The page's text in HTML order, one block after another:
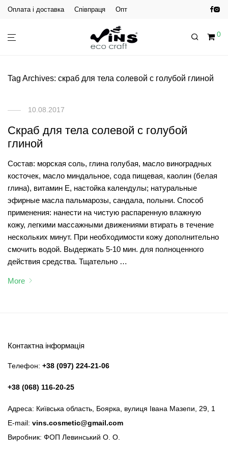
Оплата і доставка Співпраця Опт
0
Tag Archives: скраб для тела солевой с голубой глиной
10.08.2017
Скраб для тела солевой с голубой
глиной
Состав: морская соль, глина голубая, масло виноградных
косточек, масло миндальное, сода пищевая, каолин (белая
глина), витамин Е, настойка календулы; натуральные
эфирные масла пальмарозы, сандала, полыни. Способ
применения: нанести на чистую распаренную влажную
кожу, легкими массажными движениями втирать в течение
нескольких минут. При необходимости кожу дополнительно
смочить водой. Выдержать 5-10 мин. для полноценного
действия средства. Тщательно …
More
Контактна інформація
Телефон: +38 (097) 224-21-06
+38 (068) 116-20-25
Адреса: Київська область, Боярка, вулиця Івана Мазепи, 29, 1
E-mail: vins.cosmetic@gmail.com
Виробник: ФОП Левинський О. О.